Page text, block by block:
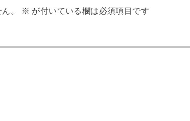
。 ※ が付いている欄は必須項目です